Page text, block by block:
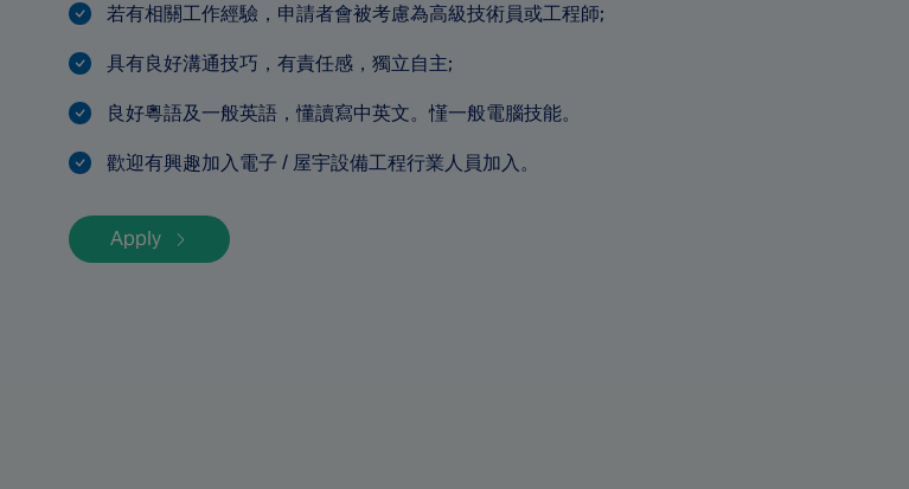
若有相關工作經驗，申請者會被考慮為高級技術員或工程師;
具有良好溝通技巧，有責任感，獨立自主;
良好粵語及一般英語，懂讀寫中英文。慬一般電腦技能。
歡迎有興趣加入電子 / 屋宇設備工程行業人員加入。
Apply